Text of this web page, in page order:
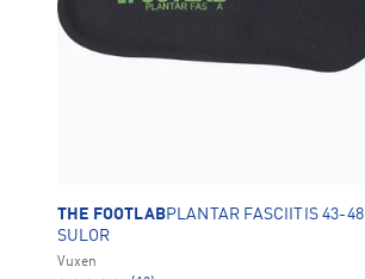
THE FOOTLABPLANTAR FASCIITIS 43-48
SULOR
Vuxen